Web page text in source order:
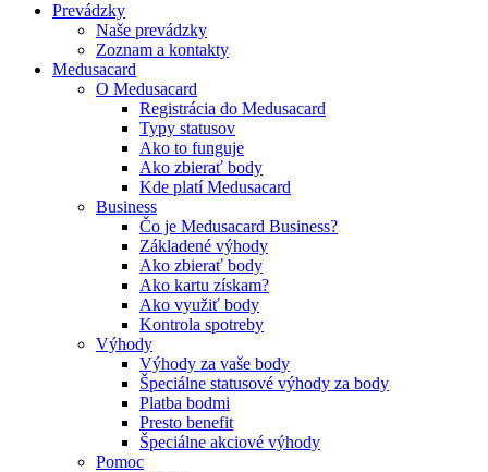
Prevádzky
Naše prevádzky
Zoznam a kontakty
Medusacard
O Medusacard
Registrácia do Medusacard
Typy statusov
Ako to funguje
Ako zbierať body
Kde platí Medusacard
Business
Čo je Medusacard Business?
Základené výhody
Ako zbierať body
Ako kartu získam?
Ako využiť body
Kontrola spotreby
Výhody
Výhody za vaše body
Špeciálne statusové výhody za body
Platba bodmi
Presto benefit
Špeciálne akciové výhody
Pomoc